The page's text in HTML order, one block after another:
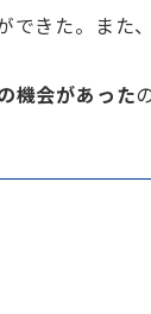
きた。また、
機会があった